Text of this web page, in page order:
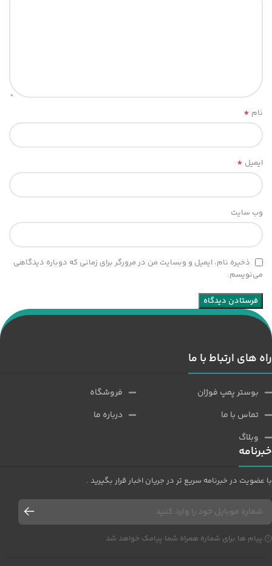
نام *
ایمیل *
وب‌ سایت
ذخیره نام، ایمیل و وبسایت من در مرورگر برای زمانی که دوباره دیدگاهی
می‌نویسم.
راه های ارتباط با ما
بوستر پمپ فوژان
تماس با ما
وبلاگ
فروشگاه
درباره ما
خبرنامه
با عضویت در خبرنامه سریع تر در جریان اخبار قرار بگیرید .
پیام ها برای شماره همراه شما پیامک خواهد شد